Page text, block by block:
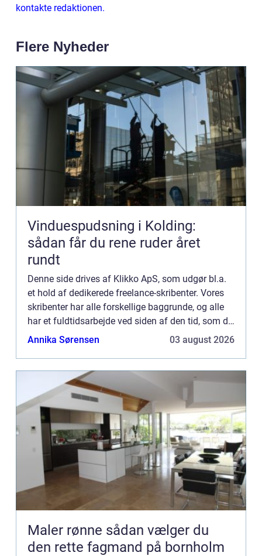
kontakte redaktionen.
Flere Nyheder
Vinduespudsning i Kolding:
sådan får du rene ruder året
rundt
Denne side drives af Klikko ApS, som udgør bl.a.
et hold af dedikerede freelance-skribenter. Vores
skribenter har alle forskellige baggrunde, og alle
har et fuldtidsarbejde ved siden af den tid, som de
bruger på at skrive aktuelle indlæg til denne bl...
Annika Sørensen 03 august 2026
Maler rønne sådan vælger du
den rette fagmand på bornholm